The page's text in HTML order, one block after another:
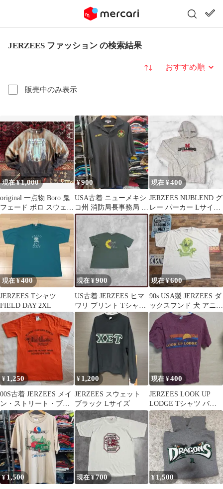
JERZEES ファッション の検索結果
販売中のみ表示
並び替え
現在 ¥1,000
original 一点物 Boro 鬼
フェード ボロ スウェッ
ト フェード M
¥900
USA古着 ニューメキシ
コ州 消防局長事務局 刺
繍 ポロシャツ
現在 ¥400
JERZEES NUBLEND グ
レー パーカー Lサイズ
(No.28)
現在 ¥400
JERZEES Tシャツ
FIELD DAY 2XL
現在 ¥900
US古着 JERZEES ヒマ
ワリ プリント Tシャツ
半袖 グリーン 3XL
現在 ¥600
90s USA製 JERZEES ダ
ックスフンド 犬 アニマ
ルTシャツ XL 白
¥ 1,250
00S古着 JERZEES メイ
ン・ストリート・ブリ
ッジ スカイライン
ヤシの木
¥ 1,200
JERZEES スウェット
ブラック Lサイズ
現在 ¥400
JERZEES LOOK UP
LODGE Tシャツ バー
ガンディ 半袖
¥1,500 現在 ¥700 ¥ 1,500